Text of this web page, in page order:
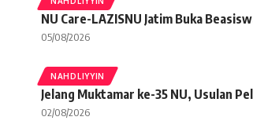
NU Care-LAZISNU Jatim Buka
05/08/2026
NAHDLIYYIN
Jelang Muktamar ke-35 NU, Usulan
02/08/2026